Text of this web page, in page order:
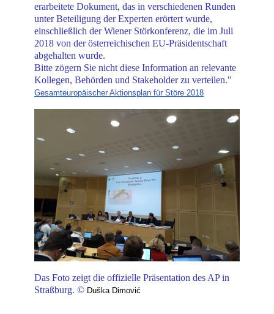
erarbeitete Dokument, das in verschiedenen Runden
unter Beteiligung der Experten erörtert wurde,
einschließlich der Wiener Störkonferenz, die im Juli
2018 von der österreichischen EU-Präsidentschaft
abgehalten wurde.
Bitte zögern Sie nicht diese Information an relevante
Kollegen, Behörden und Stakeholder zu verteilen."
Gesamteuropäischer Aktionsplan für Störe 2018
Das Foto zeigt die offizielle Präsentation des AP in
Straßburg. © Duška Dimović